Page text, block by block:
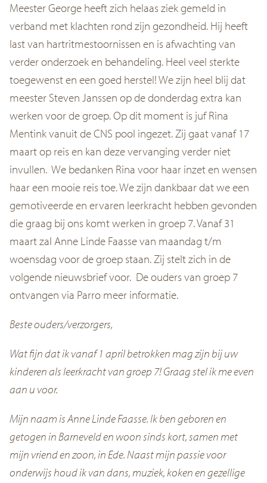
Meester George heeft zich helaas ziek gemeld in
verband met klachten rond zijn gezondheid. Hij heeft
last van hartritmestoornissen en is afwachting van
verder onderzoek en behandeling. Heel veel sterkte
toegewenst en een goed herstel! We zijn heel blij dat
meester Steven Janssen op de donderdag extra kan
werken voor de groep. Op dit moment is juf Rina
Mentink vanuit de CNS pool ingezet. Zij gaat vanaf 17
maart op reis en kan deze vervanging verder niet
invullen. We bedanken Rina voor haar inzet en wensen
haar een mooie reis toe. We zijn dankbaar dat we een
gemotiveerde en ervaren leerkracht hebben gevonden
die graag bij ons komt werken in groep 7. Vanaf 31
maart zal Anne Linde Faasse van maandag t/m
woensdag voor de groep staan. Zij stelt zich in de
volgende nieuwsbrief voor. De ouders van groep 7
ontvangen via Parro meer informatie.
Beste ouders/verzorgers,
Wat fijn dat ik vanaf 1 april betrokken mag zijn bij uw
kinderen als leerkracht van groep 7! Graag stel ik me even
aan u voor.
Mijn naam is Anne Linde Faasse. Ik ben geboren en
getogen in Barneveld en woon sinds kort, samen met
mijn vriend en zoon, in Ede. Naast mijn passie voor
onderwijs houd ik van dans, muziek, koken en gezellige